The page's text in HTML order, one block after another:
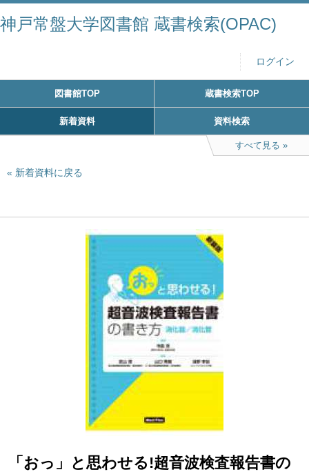
神戸常盤大学図書館 蔵書検索(OPAC)
ログイン
図書館TOP 蔵書検索TOP
新着資料 資料検索
すべて見る
新着資料に戻る
「おっ」と思わせる!超音波検査報告書の